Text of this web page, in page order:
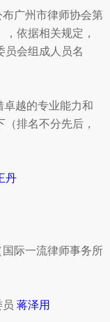
广州市律师协会第
依据相关规定，
员会组成人员名
越的专业能力和
排名不分先后，
丹
际一流律师事务所
蒋泽用